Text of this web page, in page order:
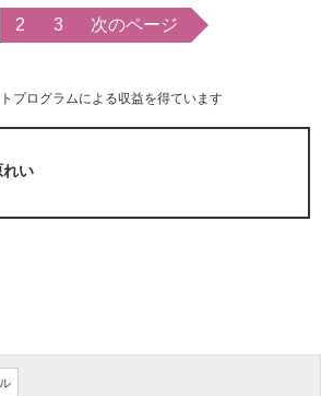
2 3 次のページ
プログラムによる収益を得ています
れい